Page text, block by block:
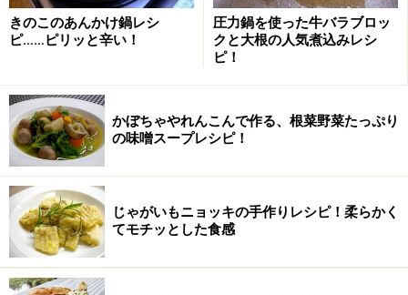
はじめての梅酒作りには、ホワイトリカーとクセのない
氷砂糖の組み合わせが、失敗も少なくおすすめ
簡単に作れておいしい梅酒は、食前酒として楽しんだ
り、料理の調味料として使用したりと大活躍してくれま
す。春には梅酒やバラのリキュール、秋にはかりん酒や
ざくろ酒など、季節のお酒作りを楽しみましょう。また
酢に果物と氷砂糖でつくるフルーツビネガーは、お酢特
有の香りと酸味がやわらぎ、まろやかな飲み物になりま
す。
きのこのあんかけ鍋レシ
ピ……ピリッと辛い！
圧力鍋を使った牛バラブロッ
クと大根の人気煮込みレシ
ピ！
かぼちゃやれんこんで作る、根菜野菜たっぷり
の味噌スープレシピ！
じゃがいもニョッキの手作りレシピ！柔らかく
てモチッとした食感